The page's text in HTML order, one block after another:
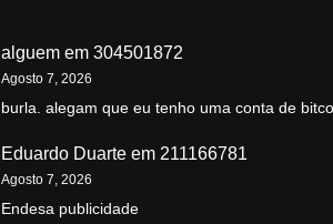
alguem em 304501872
Agosto 7, 2026
burla. alegam que eu tenho uma conta de
Eduardo Duarte em 211166781
Agosto 7, 2026
Endesa publicidade